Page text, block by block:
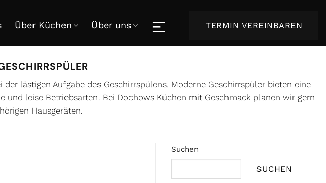
Über Küchen Über uns TERMIN VEREINBAREN
lästigen Aufgabe des Geschirrspülens. Moderne Geschirrspüler bieten eine
leise Betriebsarten. Bei Dochows Küchen mit Geschmack planen wir gern
Hausgeräten.
Suchen
SUCHEN